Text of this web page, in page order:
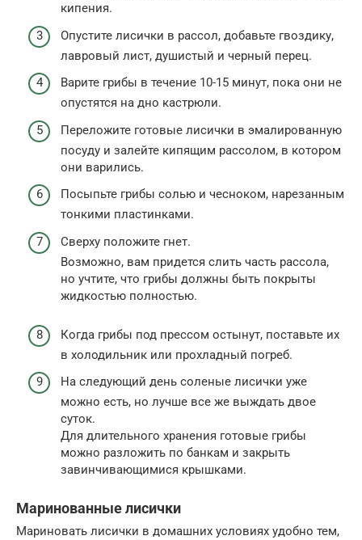
кипения.
Опустите лисички в рассол, добавьте гвоздику,
лавровый лист, душистый и черный перец.
Варите грибы в течение 10-15 минут, пока они не
опустятся на дно кастрюли.
Переложите готовые лисички в эмалированную
посуду и залейте кипящим рассолом, в котором
они варились.
Посыпьте грибы солью и чесноком, нарезанным
тонкими пластинками.
Сверху положите гнет.
Возможно, вам придется слить часть рассола,
но учтите, что грибы должны быть покрыты
жидкостью полностью.
Когда грибы под прессом остынут, поставьте их
в холодильник или прохладный погреб.
На следующий день соленые лисички уже
можно есть, но лучше все же выждать двое
суток.
Для длительного хранения готовые грибы
можно разложить по банкам и закрыть
завинчивающимися крышками.
Маринованные лисички
Мариновать лисички в домашних условиях удобно тем,